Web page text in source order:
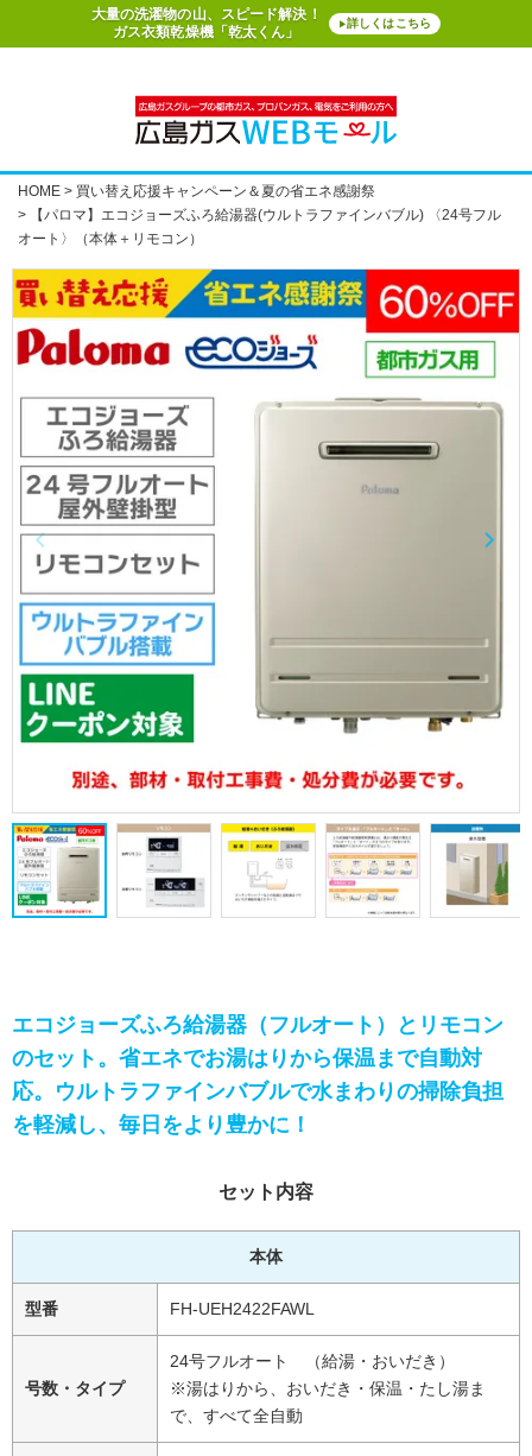
大量の洗濯物の山、スピード解決！
ガス衣類乾燥機「乾太くん」
▶詳しくはこちら
HOME
買い替え応援キャンペーン＆夏の省エネ感謝祭
【パロマ】エコジョーズふろ給湯器(ウルトラファインバブル) 〈24号フル
オート〉（本体＋リモコン）
エコジョーズふろ給湯器（フルオート）とリモコン
のセット。省エネでお湯はりから保温まで自動対
応。ウルトラファインバブルで水まわりの掃除負担
を軽減し、毎日をより豊かに！
セット内容
本体
型番 FH-UEH2422FAWL
号数・タイプ
24号フルオート （給湯・おいだき）
※湯はりから、おいだき・保温・たし湯ま
で、すべて全自動